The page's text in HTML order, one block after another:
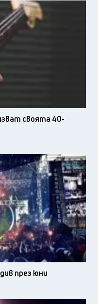
своята 40-
през юни